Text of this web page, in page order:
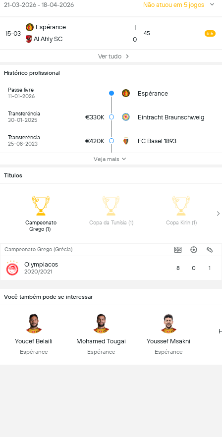
21-03-2026 - 18-04-2026 Não atuou em 5 jogos
15-03
Espérance
Al Ahly SC
1
0
45 6.5
Ver tudo
Histórico profissional
Passe livre
11-01-2026
Espérance
Transferéncia
30-01-2025
€330K Eintracht Braunschweig
Transferéncia
25-08-2023
€420K FC Basel 1893
Veja mais
Titulos
Campeonato
Copa da Tunísia (1) Copa Kirin (1)
Campeonato Grego (Grécia)
Olympiacos
2020/2021 8 0 1
Você também pode se interessar
Youcef Belaili
Espérance
Mohamed Tougai
Espérance
Youssef Msakni
Espérance